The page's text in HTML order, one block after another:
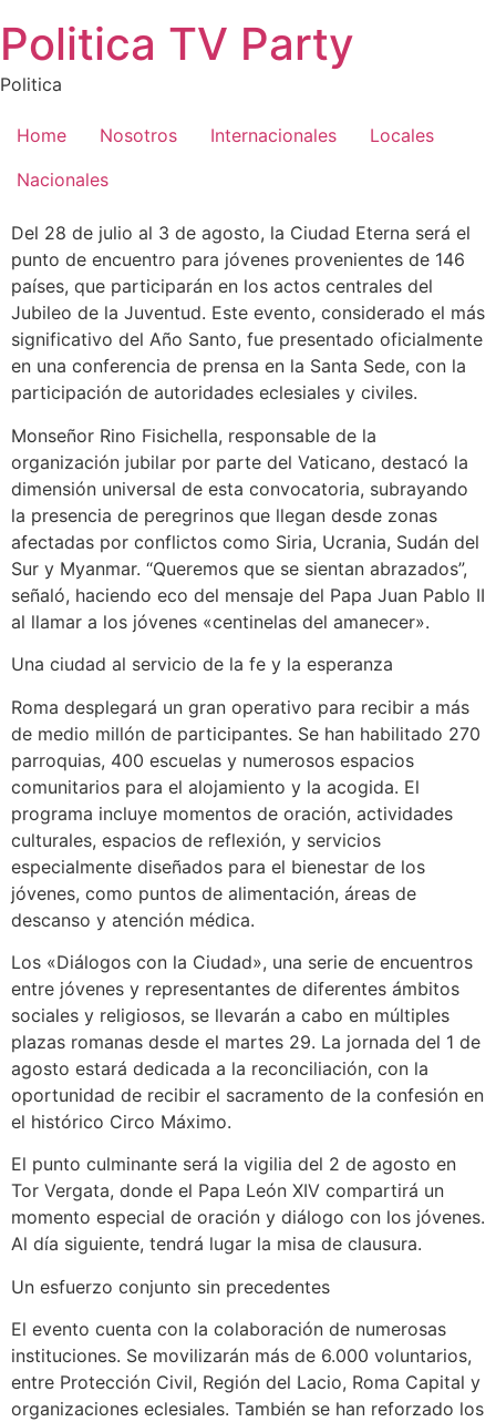
al
contenido
Politica TV Party
Politica
Home Nosotros Internacionales
Locales
Nacionales
Del 28 de julio al 3 de agosto, la Ciudad Eterna será el
punto de encuentro para jóvenes provenientes de 146
países, que participarán en los actos centrales del
Jubileo de la Juventud. Este evento, considerado el más
significativo del Año Santo, fue presentado oficialmente
en una conferencia de prensa en la Santa Sede, con la
participación de autoridades eclesiales y civiles.
Monseñor Rino Fisichella, responsable de la
organización jubilar por parte del Vaticano, destacó la
dimensión universal de esta convocatoria, subrayando
la presencia de peregrinos que llegan desde zonas
afectadas por conflictos como Siria, Ucrania, Sudán del
Sur y Myanmar. “Queremos que se sientan abrazados”,
señaló, haciendo eco del mensaje del Papa Juan Pablo II
al llamar a los jóvenes «centinelas del amanecer».
Una ciudad al servicio de la fe y la esperanza
Roma desplegará un gran operativo para recibir a más
de medio millón de participantes. Se han habilitado 270
parroquias, 400 escuelas y numerosos espacios
comunitarios para el alojamiento y la acogida. El
programa incluye momentos de oración, actividades
culturales, espacios de reflexión, y servicios
especialmente diseñados para el bienestar de los
jóvenes, como puntos de alimentación, áreas de
descanso y atención médica.
Los «Diálogos con la Ciudad», una serie de encuentros
entre jóvenes y representantes de diferentes ámbitos
sociales y religiosos, se llevarán a cabo en múltiples
plazas romanas desde el martes 29. La jornada del 1 de
agosto estará dedicada a la reconciliación, con la
oportunidad de recibir el sacramento de la confesión en
el histórico Circo Máximo.
El punto culminante será la vigilia del 2 de agosto en
Tor Vergata, donde el Papa León XIV compartirá un
momento especial de oración y diálogo con los jóvenes.
Al día siguiente, tendrá lugar la misa de clausura.
Un esfuerzo conjunto sin precedentes
El evento cuenta con la colaboración de numerosas
instituciones. Se movilizarán más de 6.000 voluntarios,
entre Protección Civil, Región del Lacio, Roma Capital y
organizaciones eclesiales. También se han reforzado los